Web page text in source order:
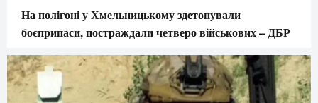
На полігоні у Хмельницькому здетонували
боєприпаси, постраждали четверо військових – ДБР